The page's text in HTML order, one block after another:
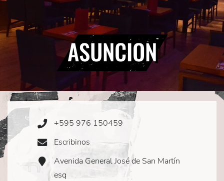
ASUNCION
Phone
+595 976 150459
Email
Escribinos
Address
Icon
Avenida General José de San Martín
esq